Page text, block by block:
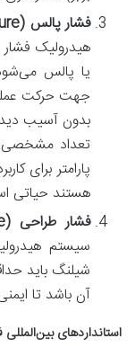
فشار پالس (Impulse Pressure):
هیدرولیک
یا پالس
جهت حرکت
بدون آسیب
تعداد مشخصی
پارامتر برای
هستند حیاتی
فشار طراحی (Design Pressure):
سیستم
شیلنگ باید
آن باشد تا
استانداردهای